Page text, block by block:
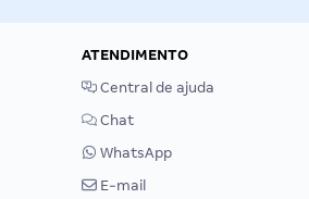
ATENDIMENTO
Central de ajuda
Chat
WhatsApp
E-mail